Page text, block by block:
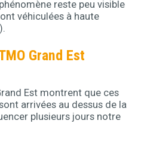
reste peu visible
véhiculées à haute
Grand Est
Est montrent que ces
arrivées au dessus de la
plusieurs jours notre